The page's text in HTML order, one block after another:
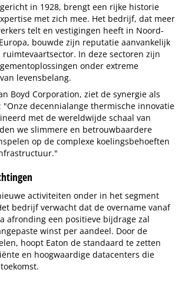
in 1928, brengt een rijke historie
met zich mee. Het bedrijf, dat meer
telt en vestigingen heeft in Noord-
bouwde zijn reputatie aanvankelijk
In deze sectoren zijn
onder extreme
levensbelang.
Boyd Corporation, ziet de synergie als
"Onze decennialange thermische innovatie
met de wereldwijde schaal van
we slimmere en betrouwbaardere
op de complexe koelingsbehoeften
activiteiten onder in het segment
bedrijf verwacht dat de overname vanaf
afronding een positieve bijdrage zal
winst per aandeel. Door de
hoopt Eaton de standaard te zetten
en hoogwaardige datacenters die